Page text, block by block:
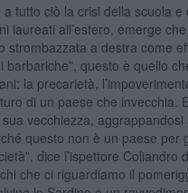
tutto ciò la crisi della scuola e
laureati all’estero, emerge
strombazzata a destra come
barbariche”, questo è quello
la precarietà,
di un paese che invecchia.
vecchiezza, aggrappandosi
questo non è un paese per
dice l’ispettore Coliandro
che ci riguardiamo il